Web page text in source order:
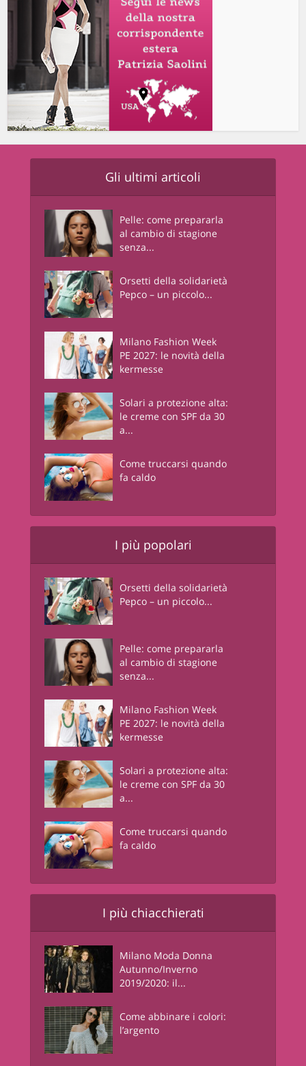
Gli ultimi articoli
Pelle: come prepararla
al cambio di stagione
senza...
Orsetti della solidarietà
Pepco – un piccolo...
Milano Fashion Week
PE 2027: le novità della
kermesse
Solari a protezione alta:
le creme con SPF da 30
a...
Come truccarsi quando
fa caldo
I più popolari
Orsetti della solidarietà
Pepco – un piccolo...
Pelle: come prepararla
al cambio di stagione
senza...
Milano Fashion Week
PE 2027: le novità della
kermesse
Solari a protezione alta:
le creme con SPF da 30
a...
Come truccarsi quando
fa caldo
I più chiacchierati
Milano Moda Donna
Autunno/Inverno
2019/2020: il...
Come abbinare i colori:
l’argento